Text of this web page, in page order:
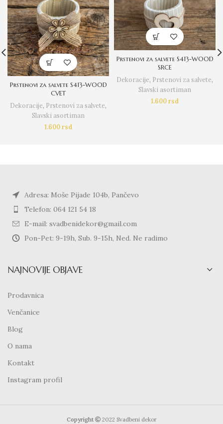
Prstenovi za salvete S413-WOOD
CVET
Dekoracije, Prstenovi za salvete,
Slavski asortiman
1.600rsd
Prstenovi za salvete S413-WOOD
SRCE
Dekoracije, Prstenovi za salvete,
Slavski asortiman
1.600rsd
Adresa: Moše Pijade 104b, Pančevo
Telefon: 064 121 54 18
E-mail: svadbenidekor@gmail.com
Pon-Pet: 9-19h, Sub. 9-15h, Ned. Ne radimo
NAJNOVIJE OBJAVE
Prodavnica
Venčanice
Blog
O nama
Kontakt
Instagram profil
Copyright 2022 Svadbeni dekor